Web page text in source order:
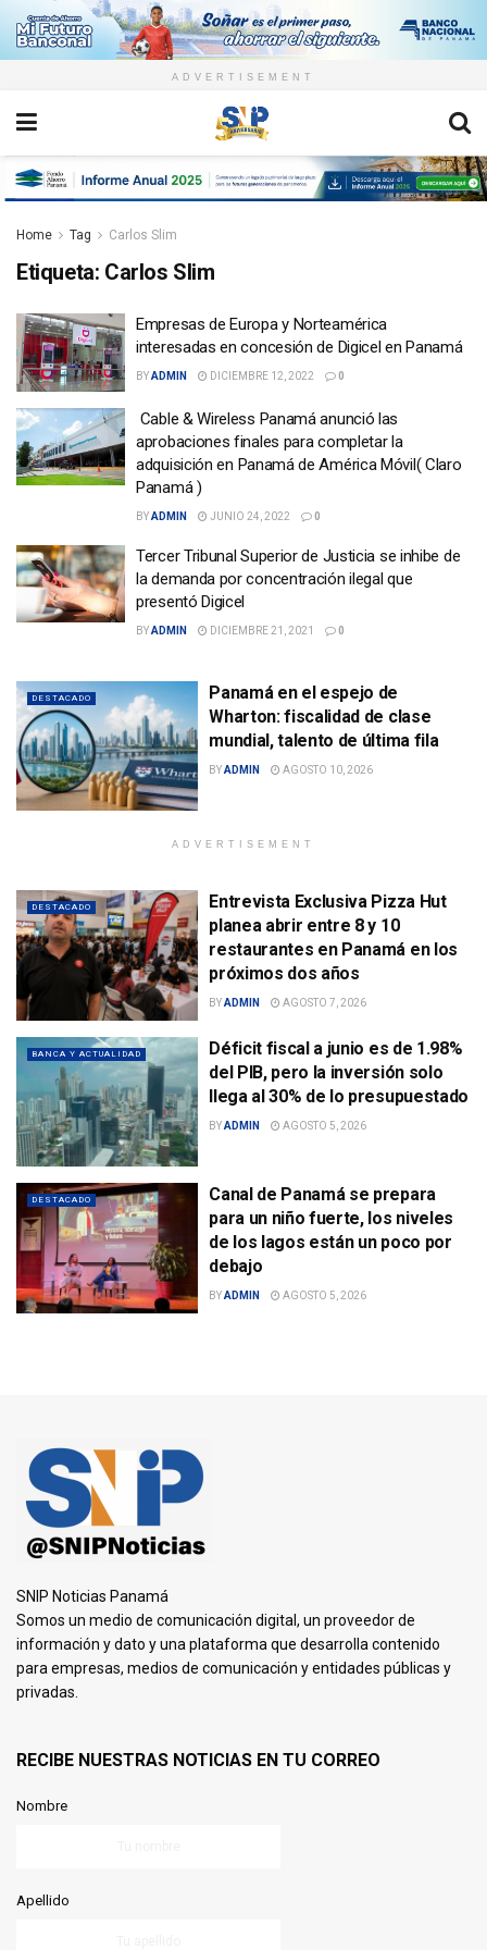
ADVERTISEMENT
Home Tag Carlos Slim
Etiqueta: Carlos Slim
Empresas de Europa y Norteamérica
interesadas en concesión de Digicel en Panamá
BYADMIN DICIEMBRE 12, 2022 0
Cable & Wireless Panamá anunció las
aprobaciones finales para completar la
adquisición en Panamá de América Móvil( Claro
Panamá )
BYADMIN JUNIO 24, 2022 0
Tercer Tribunal Superior de Justicia se inhibe de
la demanda por concentración ilegal que
presentó Digicel
BYADMIN DICIEMBRE 21, 2021 0
DESTACADO
Panamá en el espejo de
Wharton: fiscalidad de clase
mundial, talento de última fila
BYADMIN AGOSTO 10, 2026
ADVERTISEMENT
DESTACADO
Entrevista Exclusiva Pizza Hut
planea abrir entre 8 y 10
restaurantes en Panamá en los
próximos dos años
BYADMIN AGOSTO 7, 2026
BANCA Y ACTUALIDAD
Déficit fiscal a junio es de 1.98%
del PIB, pero la inversión solo
llega al 30% de lo presupuestado
BYADMIN AGOSTO 5, 2026
DESTACADO
Canal de Panamá se prepara
para un niño fuerte, los niveles
de los lagos están un poco por
debajo
BYADMIN AGOSTO 5, 2026
SNIP Noticias Panamá
Somos un medio de comunicación digital, un proveedor de
información y dato y una plataforma que desarrolla contenido
para empresas, medios de comunicación y entidades públicas y
privadas.
RECIBE NUESTRAS NOTICIAS EN TU CORREO
Nombre
Apellido